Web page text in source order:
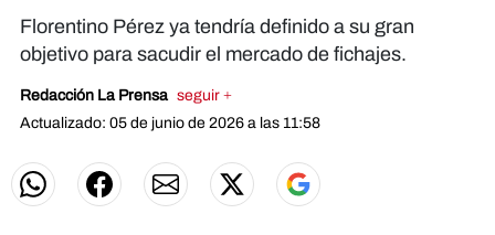
Florentino Pérez ya tendría definido a su gran
objetivo para sacudir el mercado de fichajes.
Redacción La Prensa seguir +
Actualizado: 05 de junio de 2026 a las 11:58